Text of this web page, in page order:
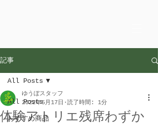
記事
All Posts
おすすめ商品
All Posts
体験アトリエ残席わずか
ゆうぼスタッフ
2022年5月17日
読了時間: 1分